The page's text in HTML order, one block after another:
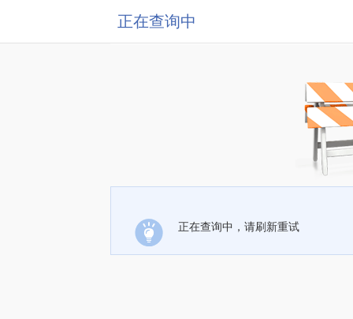
正在查询中
正在查询中，请刷新重试